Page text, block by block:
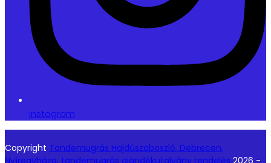
Instagram
Copyright Tandemugrás Hajdúszoboszló, Debrecen,
Nyíregyháza, tandemugrás ajándékutalvány rendelés 2026 -